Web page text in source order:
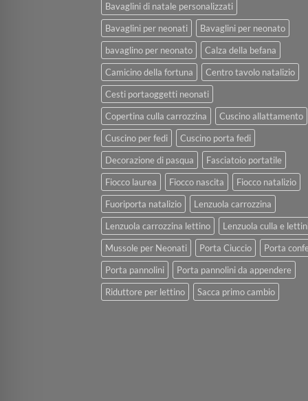
Bavaglini di natale personalizzati
Bavaglini per neonati
Bavaglini per neonato
bavaglino per neonato
Calza della befana
Camicino della fortuna
Centro tavolo natalizio
Cesti portaoggetti neonati
Copertina culla carrozzina
Cuscino allattamento
Cuscino per fedi
Cuscino porta fedi
Decorazione di pasqua
Fasciatoio portatile
Fiocco laurea
Fiocco nascita
Fiocco natalizio
Fuoriporta natalizio
Lenzuola carrozzina
Lenzuola carrozzina lettino
Lenzuola culla e
Mussole per Neonati
Porta Ciuccio
Porta
Porta pannolini
Porta pannolini da appendere
Riduttore per lettino
Sacca primo cambio